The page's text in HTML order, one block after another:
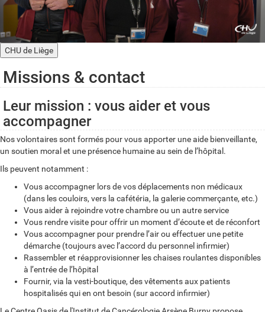
CHU de Liège
Missions & contact
Leur mission : vous aider et vous
accompagner
Nos volontaires sont formés pour vous apporter une aide bienveillante,
un soutien moral et une présence humaine au sein de l’hôpital.
Ils peuvent notamment :
Vous accompagner lors de vos déplacements non médicaux
(dans les couloirs, vers la cafétéria, la galerie commerçante, etc.)
Vous aider à rejoindre votre chambre ou un autre service
Vous rendre visite pour offrir un moment d’écoute et de réconfort
Vous accompagner pour prendre l’air ou effectuer une petite
démarche (toujours avec l’accord du personnel infirmier)
Rassembler et réapprovisionner les chaises roulantes disponibles
à l’entrée de l’hôpital
Fournir, via la vesti-boutique, des vêtements aux patients
hospitalisés qui en ont besoin (sur accord infirmier)